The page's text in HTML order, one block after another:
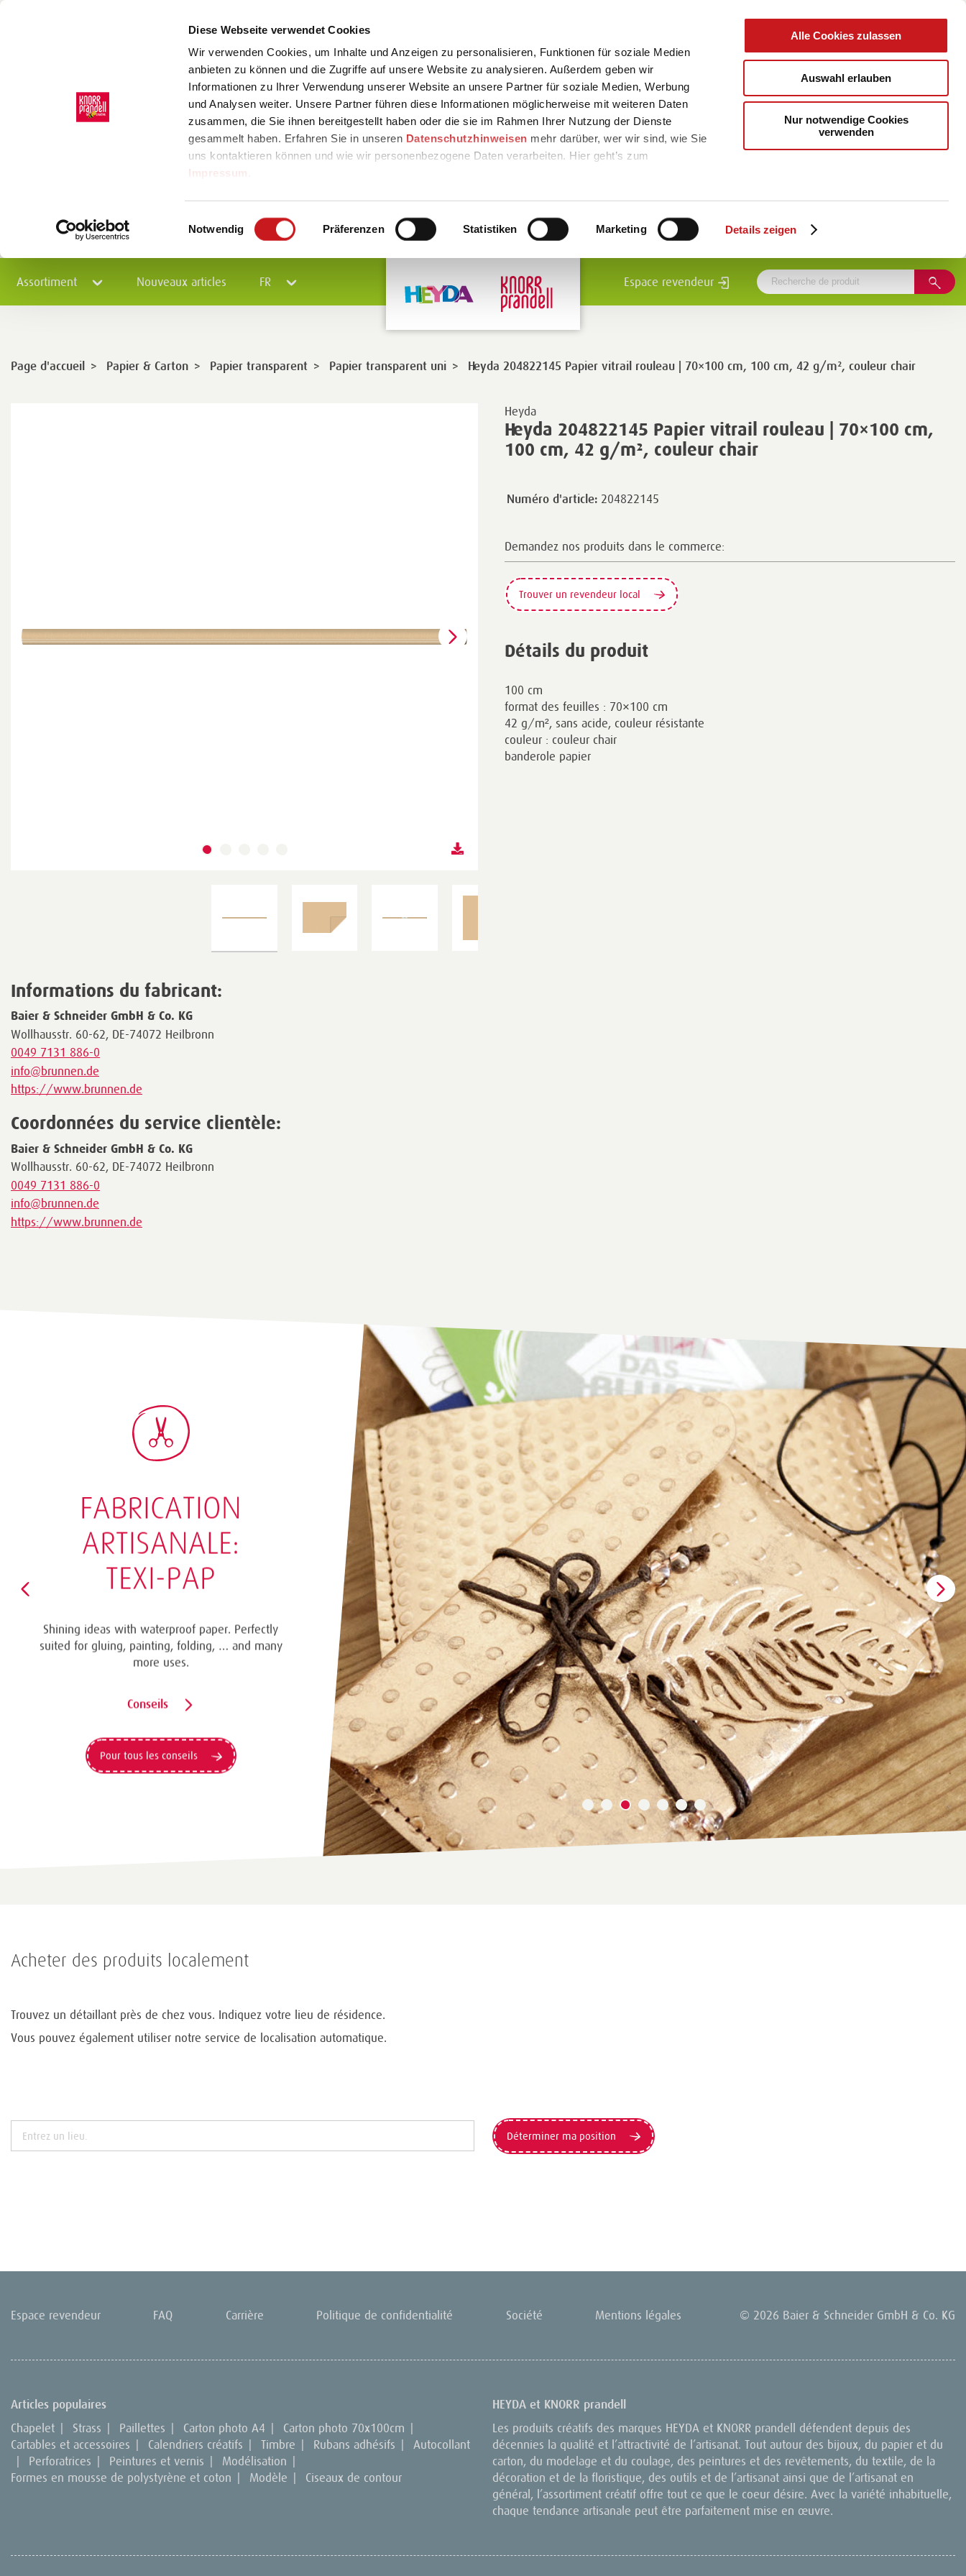
Diese Webseite verwendet Cookies
Wir verwenden Cookies, um Inhalte und Anzeigen zu personalisieren, Funktionen für soziale Medien
anbieten zu können und die Zugriffe auf unsere Website zu analysieren. Außerdem geben wir
Informationen zu Ihrer Verwendung unserer Website an unsere Partner für soziale Medien, Werbung
und Analysen weiter. Unsere Partner führen diese Informationen möglicherweise mit weiteren Daten
zusammen, die Sie ihnen bereitgestellt haben oder die sie im Rahmen Ihrer Nutzung der Dienste
gesammelt haben. Erfahren Sie in unseren Datenschutzhinweisen mehr darüber, wer wir sind, wie Sie
uns kontaktieren können und wie wir personenbezogene Daten verarbeiten. Hier geht’s zum
Impressum
Einwilligungsauswahl
Notwendig Präferenzen Statistiken Marketing Details zeigen
Alle Cookies zulassen
Auswahl erlauben
Nur notwendige Cookies
verwenden
Assortiment Nouveaux articles FR Espace revendeur
Heyda
Heyda 204822145 Papier vitrail rouleau | 70×100 cm,
100 cm, 42 g/m², couleur chair
Page d'accueil > Papier & Carton > Papier transparent > Papier transparent uni > Heyda 204822145 Papier vitrail rouleau | 70×100 cm, 100 cm, 42 g/m², couleur chair
Numéro d'article: 204822145
Demandez nos produits dans le commerce:
Trouver un revendeur local
Détails du produit
100 cm
format des feuilles : 70×100 cm
42 g/m², sans acide, couleur résistante
couleur : couleur chair
banderole papier
Informations du fabricant:
Baier & Schneider GmbH & Co. KG
Wollhausstr. 60-62, DE-74072 Heilbronn
0049 7131 886-0
info@brunnen.de
https://www.brunnen.de
Coordonnées du service clientèle:
Baier & Schneider GmbH & Co. KG
Wollhausstr. 60-62, DE-74072 Heilbronn
0049 7131 886-0
info@brunnen.de
https://www.brunnen.de
FABRICATION
ARTISANALE:
GREETING CARD
A very special surprise that surely hits the spot.
Try it!
Acheter des produits localement
Trouvez un détaillant près de chez vous. Indiquez votre lieu de résidence.
Vous pouvez également utiliser notre service de localisation automatique.
Déterminer ma position
Espace revendeur FAQ Carrière Politique de confidentialité Société Mentions légales © 2026 Baier & Schneider GmbH & Co. KG
Articles populaires
Chapelet Strass Paillettes Carton photo A4 Carton photo 70x100cm
Cartables et accessoires
Calendriers créatifs Timbre Rubans adhésifs
Autocollant
Perforatrices Peintures et vernis Modélisation
Formes en mousse de polystyrène et coton
Modèle Ciseaux de contour
HEYDA et KNORR prandell
Les produits créatifs des marques HEYDA et KNORR prandell défendent depuis des
décennies la qualité et l’attractivité de l’artisanat. Tout autour des bijoux, du papier et du
carton, du modelage et du coulage, des peintures et des revêtements, du textile, de la
décoration et de la floristique, des outils et de l’artisanat ainsi que de l’artisanat en
général, l’assortiment créatif offre tout ce que le coeur désire. Avec la variété inhabituelle,
chaque tendance artisanale peut être parfaitement mise en œuvre.